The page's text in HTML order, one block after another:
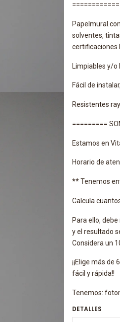
solventes,
certificaciones
Limpiables y/o
Fácil de
Resistentes
=========
Estamos en
Horario de
** Tenemos
Calcula
Para ello,
y el resultado
Considera un
¡¡Elige más
fácil y rápida!!
Tenemos:
DETALLES